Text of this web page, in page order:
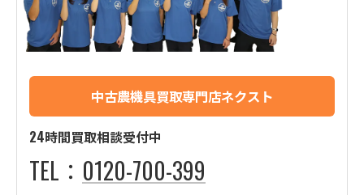
中古農機具買取専門店ネクスト
24時間買取相談受付中
TEL： 0120-700-399